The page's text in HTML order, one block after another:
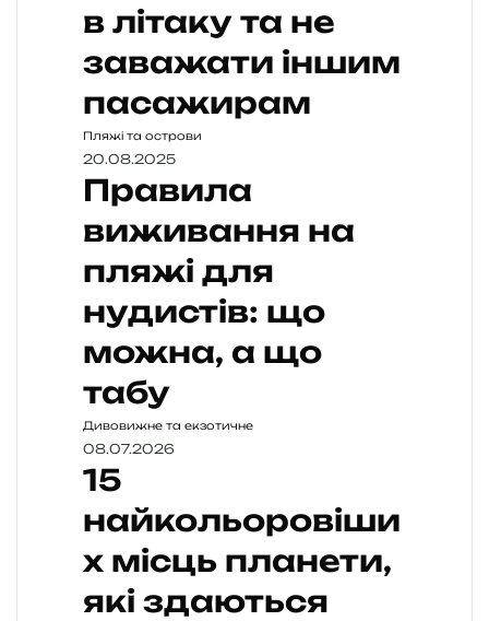
в літаку та не
заважати іншим
пасажирам
Пляжі та острови
20.08.2025
Правила
виживання на
пляжі для
нудистів: що
можна, а що
табу
Дивовижне та екзотичне
08.07.2026
15
найкольоровіши
х місць планети,
які здаються